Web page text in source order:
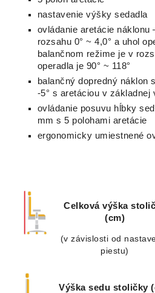
nastavenie výšky sedadla
ovládanie aretácie náklonu
rozsahu 0° ~ 4,0° a uhol
balančnom režime je v
operadla je 90° ~ 118°
balančný dopredný náklon
-5° s aretáciou v základnej
ovládanie posuvu hĺbky
mm s 5 polohami aretácie
ergonomicky umiestnené
Celková výška
(cm)
(v závislosti od
piestu)
Výška sedu stoličky